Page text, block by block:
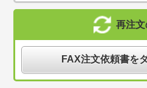
再注
FAX注文依頼書を